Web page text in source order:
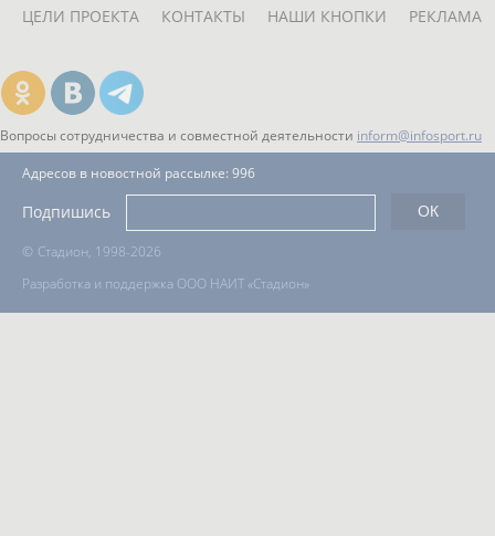
ЦЕЛИ ПРОЕКТА КОНТАКТЫ НАШИ КНОПКИ РЕКЛАМА
Вопросы сотрудничества и совместной деятельности inform@infosport.ru
© Стадион, 1998-2026
Разработка и поддержка ООО НАИТ «Стадион»
Адресов в новостной рассылке: 996
Подпишись